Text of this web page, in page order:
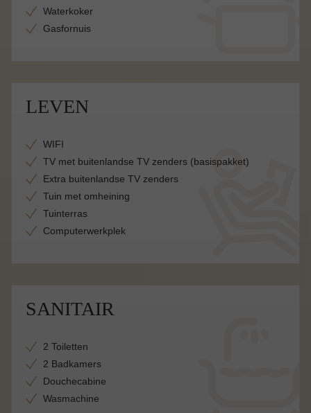
Waterkoker
Gasfornuis
LEVEN
WIFI
TV met buitenlandse TV zenders (basispakket)
Extra buitenlandse TV zenders
Tuin met omheining
Tuinterras
Computerwerkplek
SANITAIR
2 Toiletten
2 Badkamers
Douchecabine
Wasmachine